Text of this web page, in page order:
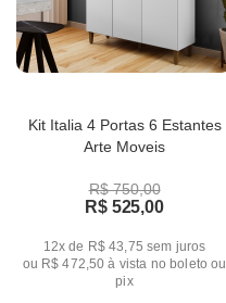
Kit Italia 4 Portas 6 Estantes
Arte Moveis
R$ 750,00
R$ 525,00
12x de R$ 43,75 sem juros
ou R$ 472,50 à vista no boleto ou
pix